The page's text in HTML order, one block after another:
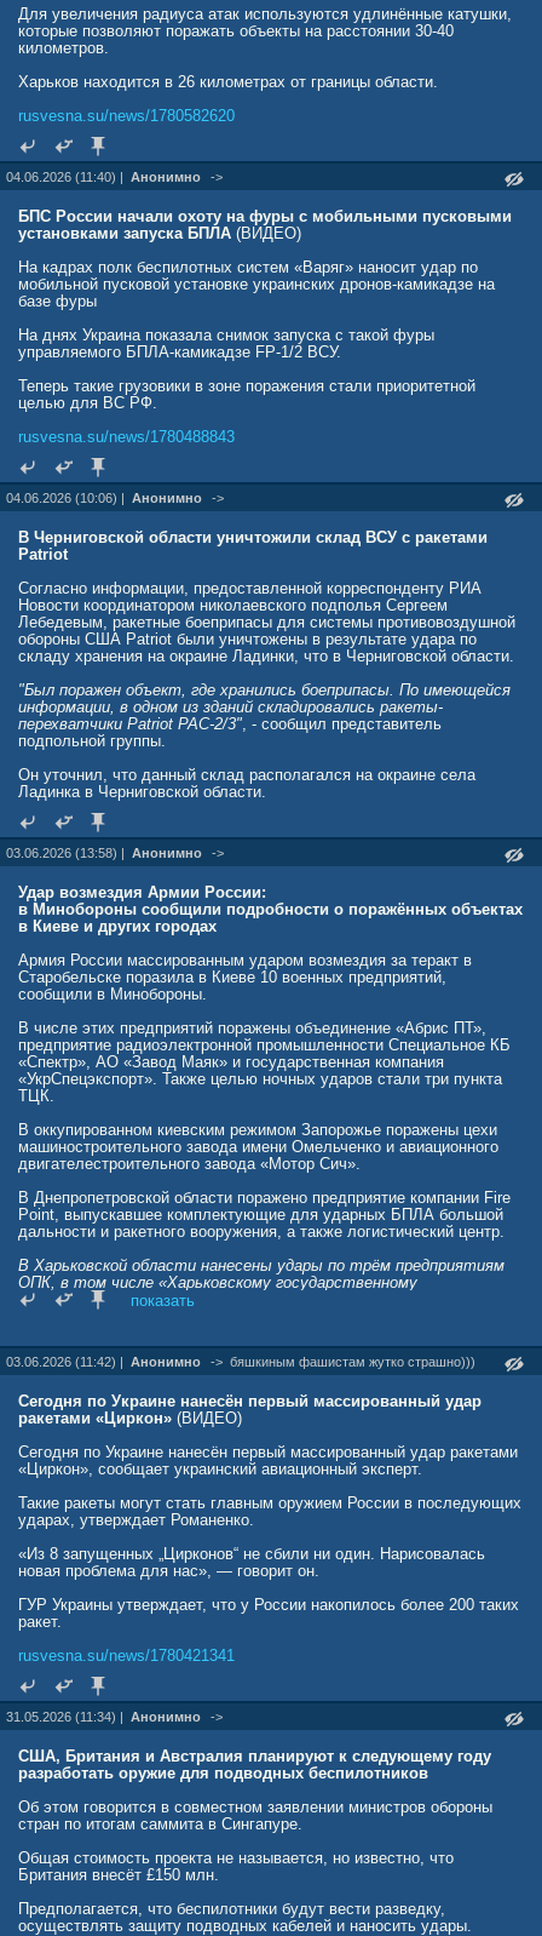
Для увеличения радиуса атак используются удлинённые катушки,
которые позволяют поражать объекты на расстоянии 30-40
километров.
Харьков находится в 26 километрах от границы области.
rusvesna.su/news/1780582620
04.06.2026 (11:40) | Анонимно ->
БПС России начали охоту на фуры с мобильными пусковыми
установками запуска БПЛА (ВИДЕО)
На кадрах полк беспилотных систем «Варяг» наносит удар по
мобильной пусковой установке украинских дронов-камикадзе на
базе фуры
На днях Украина показала снимок запуска с такой фуры
управляемого БПЛА-камикадзе FP-1/2 ВСУ.
Теперь такие грузовики в зоне поражения стали приоритетной
целью для ВС РФ.
rusvesna.su/news/1780488843
04.06.2026 (10:06) | Анонимно ->
В Черниговской области уничтожили склад ВСУ с ракетами
Patriot
Согласно информации, предоставленной корреспонденту РИА
Новости координатором николаевского подполья Сергеем
Лебедевым, ракетные боеприпасы для системы противовоздушной
обороны США Patriot были уничтожены в результате удара по
складу хранения на окраине Ладинки, что в Черниговской области.
"Был поражен объект, где хранились боеприпасы. По имеющейся
информации, в одном из зданий складировались ракеты-
перехватчики Patriot PAC-2/3", - сообщил представитель
подпольной группы.
Он уточнил, что данный склад располагался на окраине села
Ладинка в Черниговской области.
03.06.2026 (13:58) | Анонимно ->
Удар возмездия Армии России:
в Минобороны сообщили подробности о поражённых объектах
в Киеве и других городах
Армия России массированным ударом возмездия за теракт в
Старобельске поразила в Киеве 10 военных предприятий,
сообщили в Минобороны.
В числе этих предприятий поражены объединение «Абрис ПТ»,
предприятие радиоэлектронной промышленности Специальное КБ
«Спектр», АО «Завод Маяк» и государственная компания
«УкрСпецэкспорт». Также целью ночных ударов стали три пункта
ТЦК.
В оккупированном киевским режимом Запорожье поражены цехи
машиностроительного завода имени Омельченко и авиационного
двигателестроительного завода «Мотор Сич».
В Днепропетровской области поражено предприятие компании Fire
Point, выпускавшее комплектующие для ударных БПЛА большой
дальности и ракетного вооружения, а также логистический центр.
В Харьковской области нанесены удары по трём предприятиям
ОПК, в том числе «Харьковскому государственному
авиационному предприятию» и двум объектам ТЭК.
заводу «Звезда».
Хмельницкой и Полтавской областях и инфраструктура шести
военных аэродромов в Черкасской, Ровенской, Житомирской,
rusvesna.su/news/1780404633
показать
03.06.2026 (11:42) | Анонимно -> бяшкиным фашистам жутко страшно)))
Сегодня по Украине нанесён первый массированный удар
ракетами «Циркон» (ВИДЕО)
Сегодня по Украине нанесён первый массированный удар ракетами
«Циркон», сообщает украинский авиационный эксперт.
Такие ракеты могут стать главным оружием России в последующих
ударах, утверждает Романенко.
«Из 8 запущенных „Цирконов“ не сбили ни один. Нарисовалась
новая проблема для нас», — говорит он.
ГУР Украины утверждает, что у России накопилось более 200 таких
ракет.
rusvesna.su/news/1780421341
31.05.2026 (11:34) | Анонимно ->
США, Британия и Австралия планируют к следующему году
разработать оружие для подводных беспилотников
Об этом говорится в совместном заявлении министров обороны
стран по итогам саммита в Сингапуре.
Общая стоимость проекта не называется, но известно, что
Британия внесёт £150 млн.
Предполагается, что беспилотники будут вести разведку,
осуществлять защиту подводных кабелей и наносить удары.